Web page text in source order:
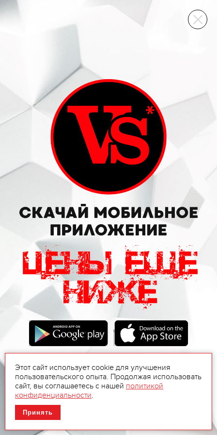
ВИННЫЙ СКЛАД
Этот сайт использует cookie для улучшения
пользовательского опыта. Продолжая использовать
сайт, вы соглашаетесь с нашей политикой
конфиденциальности.
Принять